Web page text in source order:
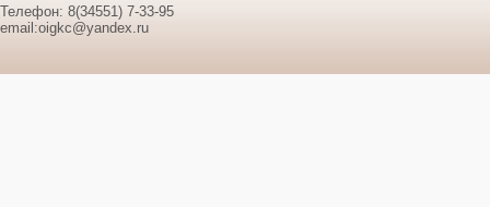
Телефон: 8(34551) 7-33-95
email:oigkc@yandex.ru